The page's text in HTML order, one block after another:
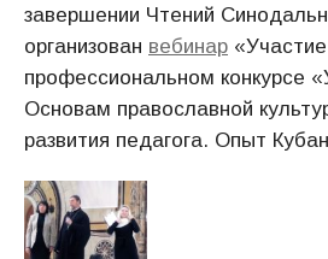
завершении Чтений
организован вебинар
профессиональном конкурсе
Основам православной
развития педагога. Опыт